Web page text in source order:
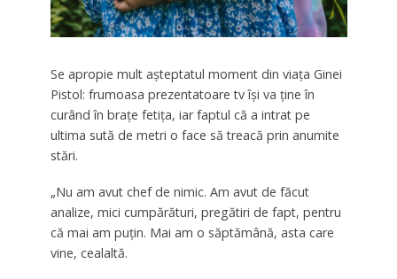
Se apropie mult așteptatul moment din viața Ginei
Pistol: frumoasa prezentatoare tv își va ține în
curând în brațe fetița, iar faptul că a intrat pe
ultima sută de metri o face să treacă prin anumite
stări.
„Nu am avut chef de nimic. Am avut de făcut
analize, mici cumpărături, pregătiri de fapt, pentru
că mai am puțin. Mai am o săptămână, asta care
vine, cealaltă.